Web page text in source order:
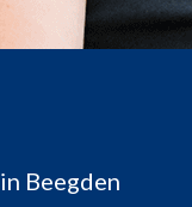
Beegden